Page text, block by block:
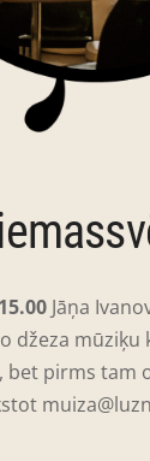
Jāņa
džeza
bet pirms tam